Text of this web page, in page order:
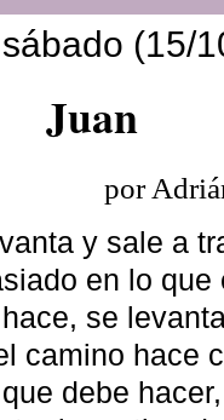
(15/
Juan
por
y sale a
en lo que
se
camino hace
debe hacer,